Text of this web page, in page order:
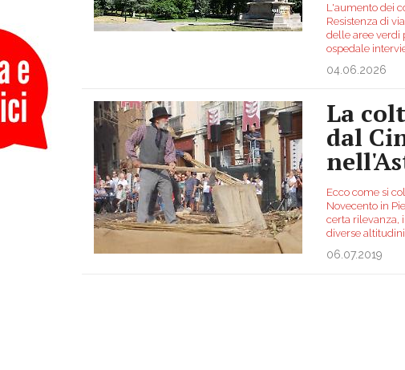
L'aumento dei
Resistenza di
delle aree verdi
ospedale
04.06.2026
La
dal
Ecco come si
Novecento in
certa rilevanza,
diverse
06.07.2019